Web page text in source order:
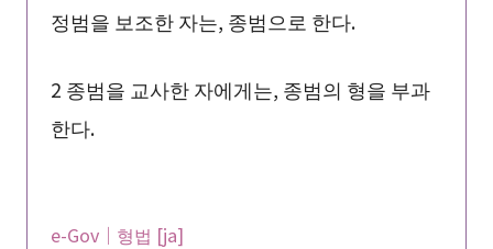
정범을 보조한 자는, 종범으로 한다.
2 종범을 교사한 자에게는, 종범의 형을 부과
한다.
e-Gov｜형법 [ja]